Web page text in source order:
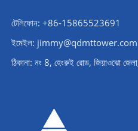
টেলিফোন: +86-15865523691
ইমেইল: jimmy@qdmttower.com
ঠিকানা: নং 8, হেংরুই রোড, জিয়াওঝো